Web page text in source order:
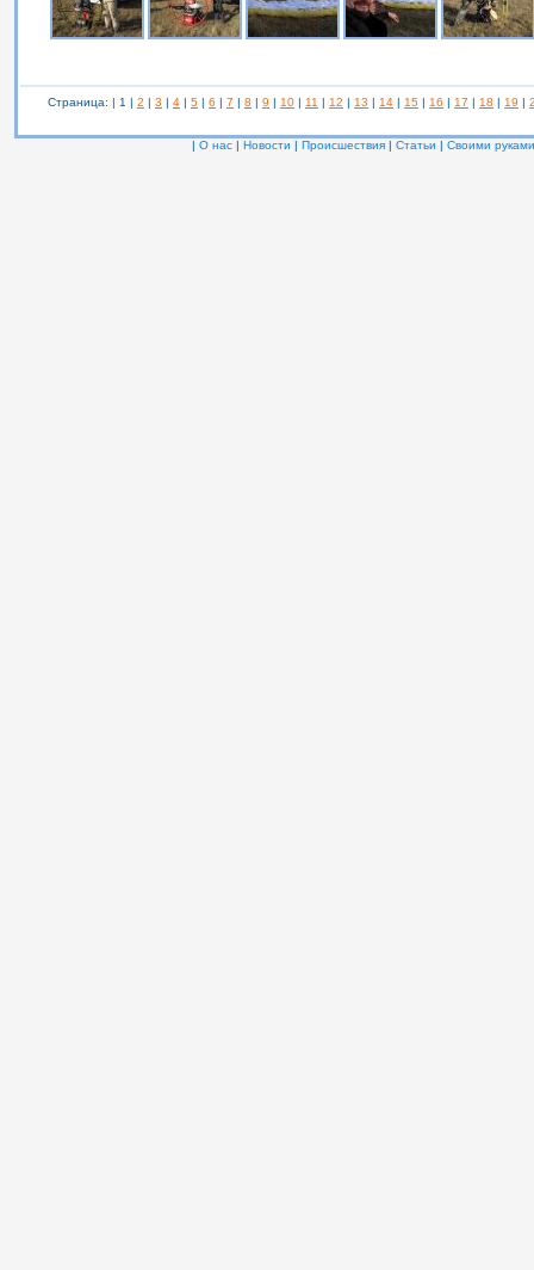
Страница: | 1 | 2 | 3 | 4 | 5 | 6 | 7 | 8 | 9 | 10 | 11 | 12 | 13 | 14 | 15 | 16 | 17 | 18 | 19 |
| О нас | Новости | Происшествия | Статьи | Своими руками